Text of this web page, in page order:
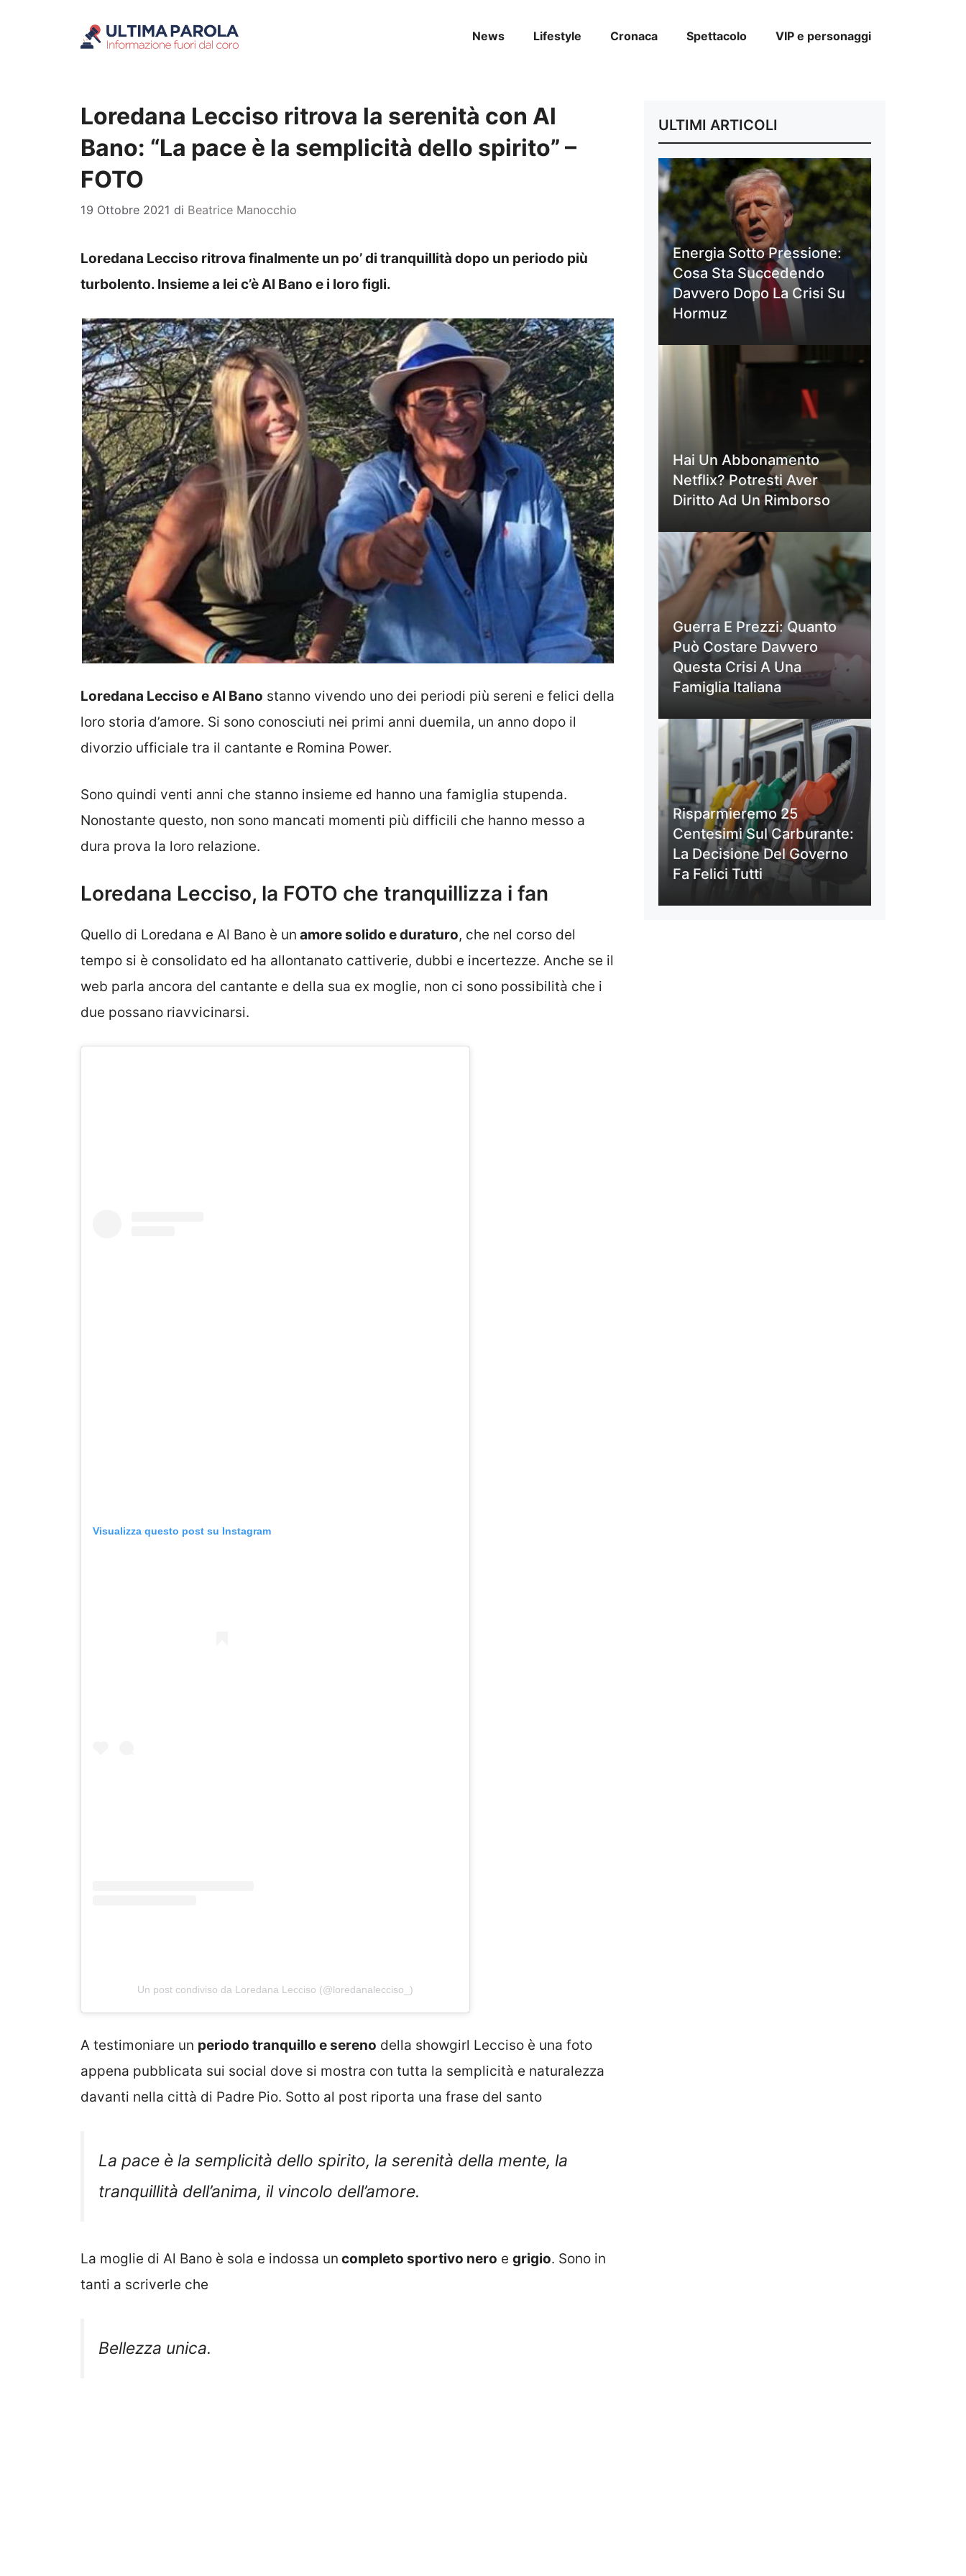
News Lifestyle Cronaca Spettacolo VIP e personaggi
Loredana Lecciso ritrova la serenità con Al
Bano: “La pace è la semplicità dello spirito” –
FOTO
19 Ottobre 2021 di Beatrice Manocchio
Loredana Lecciso ritrova finalmente un po’ di tranquillità dopo un periodo più
turbolento. Insieme a lei c’è Al Bano e i loro figli.
Loredana Lecciso e Al Bano stanno vivendo uno dei periodi più sereni e felici della
loro storia d’amore. Si sono conosciuti nei primi anni duemila, un anno dopo il
divorzio ufficiale tra il cantante e Romina Power.
Sono quindi venti anni che stanno insieme ed hanno una famiglia stupenda.
Nonostante questo, non sono mancati momenti più difficili che hanno messo a
dura prova la loro relazione.
Loredana Lecciso, la FOTO che tranquillizza i fan
Quello di Loredana e Al Bano è un amore solido e duraturo, che nel corso del
tempo si è consolidato ed ha allontanato cattiverie, dubbi e incertezze. Anche se il
web parla ancora del cantante e della sua ex moglie, non ci sono possibilità che i
due possano riavvicinarsi.
Visualizza questo post su Instagram
Un post condiviso da Loredana Lecciso (@loredanalecciso_)
A testimoniare un periodo tranquillo e sereno della showgirl Lecciso è una foto
appena pubblicata sui social dove si mostra con tutta la semplicità e naturalezza
davanti nella città di Padre Pio. Sotto al post riporta una frase del santo
La pace è la semplicità dello spirito, la serenità della mente, la
tranquillità dell’anima, il vincolo dell’amore.
La moglie di Al Bano è sola e indossa un completo sportivo nero e grigio. Sono in
tanti a scriverle che
Bellezza unica.
ULTIMI ARTICOLI
Energia Sotto Pressione:
Cosa Sta Succedendo
Davvero Dopo La Crisi Su
Hormuz
Hai Un Abbonamento
Netflix? Potresti Aver
Diritto Ad Un Rimborso
Guerra E Prezzi: Quanto
Può Costare Davvero
Questa Crisi A Una
Famiglia Italiana
Risparmieremo 25
Centesimi Sul Carburante:
La Decisione Del Governo
Fa Felici Tutti